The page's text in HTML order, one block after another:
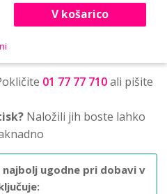
V košarico
01 77 77 710ali pišite
Naložili jih boste lahko
najbolj ugodne pri dobavi v